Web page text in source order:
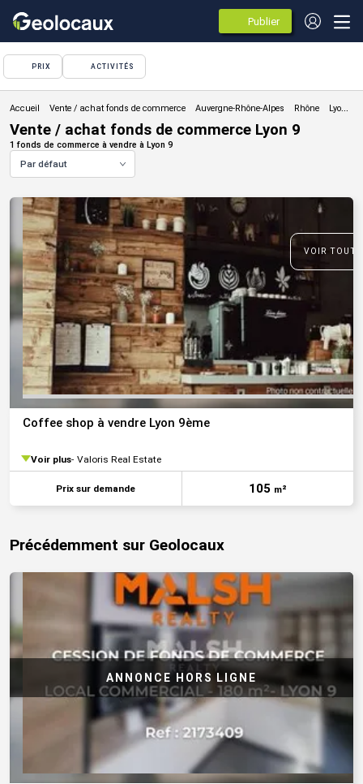
Publier
des
annonces
PRIX ACTIVITÉS
Vente / achat fonds de commerce
Vente / achat fonds de commerce Lyon 9
1 fonds de commerce à vendre à Lyon 9
Par défaut
VOIR
Coffee shop à vendre Lyon 9ème
Voir plus Valoris Real Estate
Prix sur demande 105 m²
Précédemment sur Geolocaux